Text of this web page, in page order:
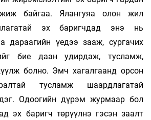
байгаа. Ялангуяа олон жил
эх баригчдад энэ нь
дараагийн үедээ зааж, сургачих
бие даан удирдаж, тусламж,
болно. Эмч хагалгаанд орсон
тусламж шаардлагатай
Одоогийн дүрэм журмаар бол
эх баригч төрүүлнэ гэсэн заалт